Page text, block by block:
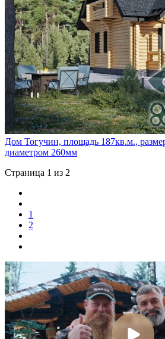
Дом Тогучин, площадь 187кв.м.,
диаметром 260мм
Страница 1 из 2
1
2